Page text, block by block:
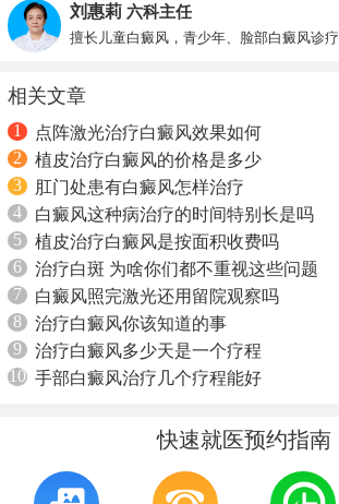
刘惠莉 六科主任
擅长儿童白癜风，青少年、脸部白癜风诊疗
相关文章
1
点阵激光治疗白癜风效果如何
2
植皮治疗白癜风的价格是多少
3
肛门处患有白癜风怎样治疗
4
白癜风这种病治疗的时间特别长是吗
5
植皮治疗白癜风是按面积收费吗
6
治疗白斑 为啥你们都不重视这些问题
7
白癜风照完激光还用留院观察吗
8
治疗白癜风你该知道的事
9
治疗白癜风多少天是一个疗程
10 手部白癜风治疗几个疗程能好
快速就医预约指南